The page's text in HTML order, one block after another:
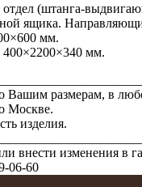
(штанга-
ящика.
мм.
мм.
Вашим размерам, в
Москве.
изделия.
внести изменения в
06-60